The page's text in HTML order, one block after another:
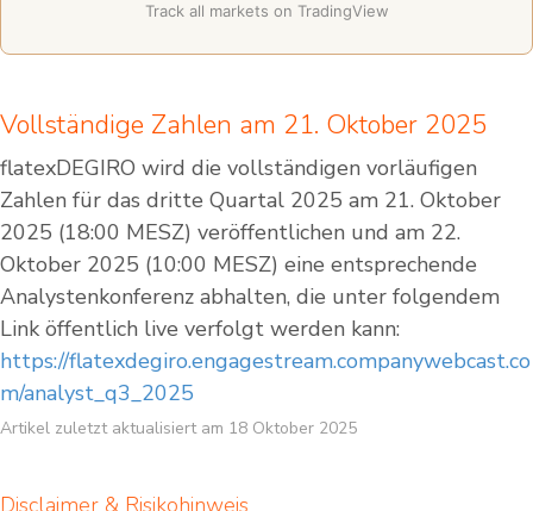
Track all markets on TradingView
Vollständige Zahlen am 21. Oktober 2025
flatexDEGIRO wird die vollständigen vorläufigen
Zahlen für das dritte Quartal 2025 am 21. Oktober
2025 (18:00 MESZ) veröffentlichen und am 22.
Oktober 2025 (10:00 MESZ) eine entsprechende
Analystenkonferenz abhalten, die unter folgendem
Link öffentlich live verfolgt werden kann:
https://flatexdegiro.engagestream.companywebcast.co
m/analyst_q3_2025
Artikel zuletzt aktualisiert am 18 Oktober 2025
Disclaimer & Risikohinweis